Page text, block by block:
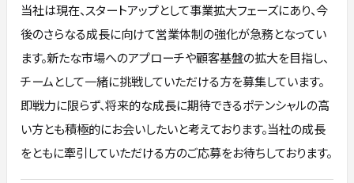
当社は現在、スタートアップとして事業拡大フェーズにあり、今
後のさらなる成長に向けて営業体制の強化が急務となってい
ます。新たな市場へのアプローチや顧客基盤の拡大を目指し、
チームとして一緒に挑戦していただける方を募集しています。
即戦力に限らず、将来的な成長に期待できるポテンシャルの高
い方とも積極的にお会いしたいと考えております。当社の成長
をともに牽引していただける方のご応募をお待ちしております。